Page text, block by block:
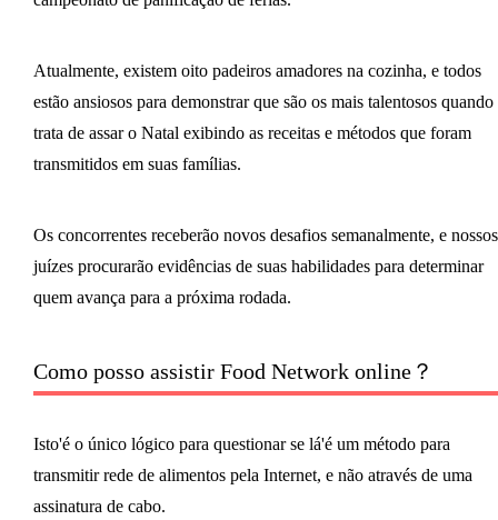
Atualmente, existem oito padeiros amadores na cozinha, e todos
estão ansiosos para demonstrar que são os mais talentosos quando
trata de assar o Natal exibindo as receitas e métodos que foram
transmitidos em suas famílias.
Os concorrentes receberão novos desafios semanalmente, e nossos
juízes procurarão evidências de suas habilidades para determinar
quem avança para a próxima rodada.
Como posso assistir Food Network online？
Isto'é o único lógico para questionar se lá'é um método para
transmitir rede de alimentos pela Internet, e não através de uma
assinatura de cabo.